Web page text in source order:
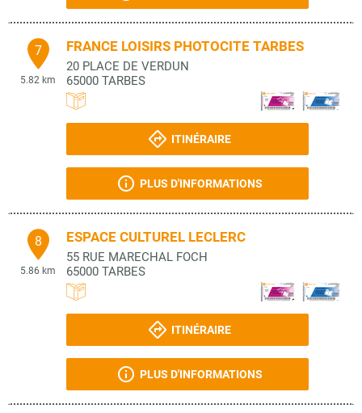
7
5.82 km
FRANCE LOISIRS PHOTOCITE TARBES
20 PLACE DE VERDUN
65000 TARBES
ITINÉRAIRE
PLUS D'INFORMATIONS
8
5.86 km
ESPACE CULTUREL LECLERC
55 RUE MARECHAL FOCH
65000 TARBES
ITINÉRAIRE
PLUS D'INFORMATIONS